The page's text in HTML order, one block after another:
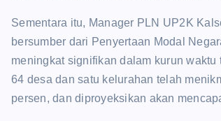
Sementara itu, Manager PLN UP2K
bersumber dari Penyertaan Modal
meningkat signifikan dalam kurun
64 desa dan satu kelurahan telah
persen, dan diproyeksikan akan